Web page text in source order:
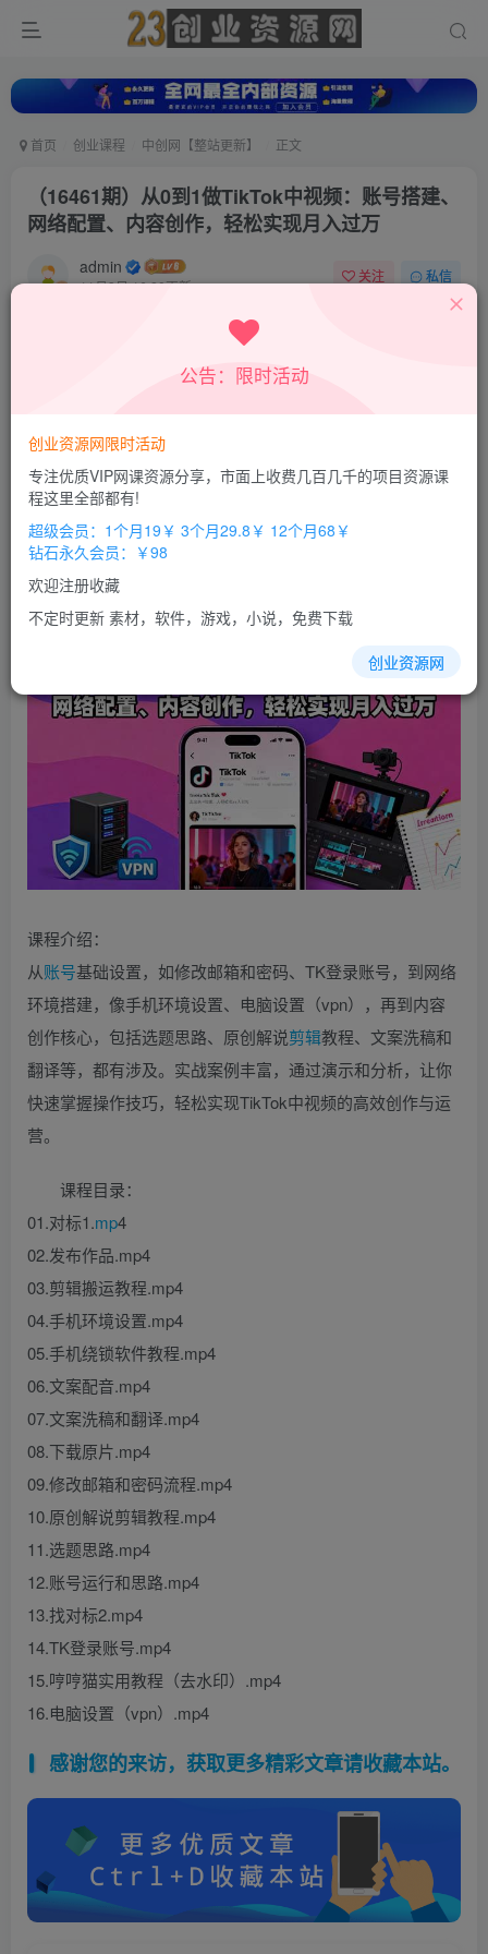
首页 创业课程 中创网【整站更新】 正文
（16461期）从0到1做TikTok中视频：账号搭建、
网络配置、内容创作，轻松实现月入过万
admin
11月3日 16:20更新
关注 私信
超级会员
立即购买
您当前未登录！建议登陆后购买，办理会员包月更省钱，可保存购
课程介绍：
从账号基础设置，如修改邮箱和密码、TK登录账号，到网络
环境搭建，像手机环境设置、电脑设置（vpn），再到内容
创作核心，包括选题思路、原创解说剪辑教程、文案洗稿和
翻译等，都有涉及。实战案例丰富，通过演示和分析，让你
快速掌握操作技巧，轻松实现TikTok中视频的高效创作与运
营。
课程目录：
01.对标1.mp4
02.发布作品.mp4
03.剪辑搬运教程.mp4
04.手机环境设置.mp4
05.手机绕锁软件教程.mp4
06.文案配音.mp4
07.文案洗稿和翻译.mp4
08.下载原片.mp4
09.修改邮箱和密码流程.mp4
10.原创解说剪辑教程.mp4
11.选题思路.mp4
12.账号运行和思路.mp4
13.找对标2.mp4
14.TK登录账号.mp4
15.哼哼猫实用教程（去水印）.mp4
16.电脑设置（vpn）.mp4
感谢您的来访，获取更多精彩文章请收藏本站。
公告：限时活动
创业资源网限时活动
专注优质VIP网课资源分享，市面上收费几百几千的项目资源课
程这里全部都有!
超级会员：1个月19￥ 3个月29.8￥ 12个月68￥
钻石永久会员：￥98
欢迎注册收藏
不定时更新 素材，软件，游戏，小说，免费下载
创业资源网